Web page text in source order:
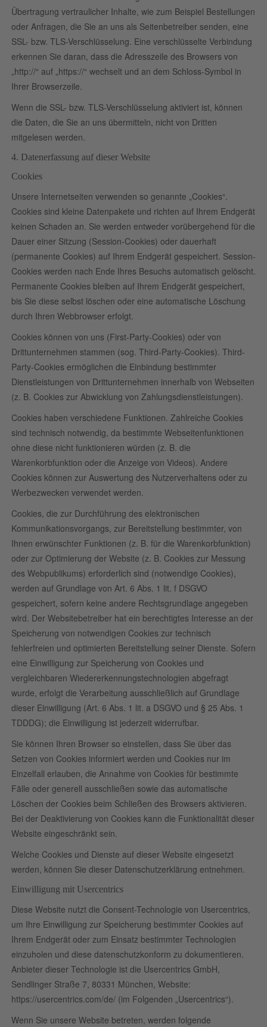
Übertragung vertraulicher Inhalte, wie zum Beispiel Bestellungen
oder Anfragen, die Sie an uns als Seitenbetreiber senden, eine
SSL- bzw. TLS-Verschlüsselung. Eine verschlüsselte Verbindung
erkennen Sie daran, dass die Adresszeile des Browsers von
„http://“ auf „https://“ wechselt und an dem Schloss-Symbol in
Ihrer Browserzeile.
Wenn die SSL- bzw. TLS-Verschlüsselung aktiviert ist, können
die Daten, die Sie an uns übermitteln, nicht von Dritten
mitgelesen werden.
4. Datenerfassung auf dieser Website
Cookies
Unsere Internetseiten verwenden so genannte „Cookies“.
Cookies sind kleine Datenpakete und richten auf Ihrem Endgerät
keinen Schaden an. Sie werden entweder vorübergehend für die
Dauer einer Sitzung (Session-Cookies) oder dauerhaft
(permanente Cookies) auf Ihrem Endgerät gespeichert. Session-
Cookies werden nach Ende Ihres Besuchs automatisch gelöscht.
Permanente Cookies bleiben auf Ihrem Endgerät gespeichert,
bis Sie diese selbst löschen oder eine automatische Löschung
durch Ihren Webbrowser erfolgt.
Cookies können von uns (First-Party-Cookies) oder von
Drittunternehmen stammen (sog. Third-Party-Cookies). Third-
Party-Cookies ermöglichen die Einbindung bestimmter
Dienstleistungen von Drittunternehmen innerhalb von Webseiten
(z. B. Cookies zur Abwicklung von Zahlungsdienstleistungen).
Cookies haben verschiedene Funktionen. Zahlreiche Cookies
sind technisch notwendig, da bestimmte Webseitenfunktionen
ohne diese nicht funktionieren würden (z. B. die
Warenkorbfunktion oder die Anzeige von Videos). Andere
Cookies können zur Auswertung des Nutzerverhaltens oder zu
Werbezwecken verwendet werden.
Cookies, die zur Durchführung des elektronischen
Kommunikationsvorgangs, zur Bereitstellung bestimmter, von
Ihnen erwünschter Funktionen (z. B. für die Warenkorbfunktion)
oder zur Optimierung der Website (z. B. Cookies zur Messung
des Webpublikums) erforderlich sind (notwendige Cookies),
werden auf Grundlage von Art. 6 Abs. 1 lit. f DSGVO
gespeichert, sofern keine andere Rechtsgrundlage angegeben
wird. Der Websitebetreiber hat ein berechtigtes Interesse an der
Speicherung von notwendigen Cookies zur technisch
fehlerfreien und optimierten Bereitstellung seiner Dienste. Sofern
eine Einwilligung zur Speicherung von Cookies und
vergleichbaren Wiedererkennungstechnologien abgefragt
wurde, erfolgt die Verarbeitung ausschließlich auf Grundlage
dieser Einwilligung (Art. 6 Abs. 1 lit. a DSGVO und § 25 Abs. 1
TDDDG); die Einwilligung ist jederzeit widerrufbar.
Sie können Ihren Browser so einstellen, dass Sie über das
Setzen von Cookies informiert werden und Cookies nur im
Einzelfall erlauben, die Annahme von Cookies für bestimmte
Fälle oder generell ausschließen sowie das automatische
Löschen der Cookies beim Schließen des Browsers aktivieren.
Bei der Deaktivierung von Cookies kann die Funktionalität dieser
Website eingeschränkt sein.
Welche Cookies und Dienste auf dieser Website eingesetzt
werden, können Sie dieser Datenschutzerklärung entnehmen.
Einwilligung mit Usercentrics
Diese Website nutzt die Consent-Technologie von Usercentrics,
um Ihre Einwilligung zur Speicherung bestimmter Cookies auf
Ihrem Endgerät oder zum Einsatz bestimmter Technologien
einzuholen und diese datenschutzkonform zu dokumentieren.
Anbieter dieser Technologie ist die Usercentrics GmbH,
Sendlinger Straße 7, 80331 München, Website:
https://usercentrics.com/de/(im Folgenden „Usercentrics“).
Wenn Sie unsere Website betreten, werden folgende